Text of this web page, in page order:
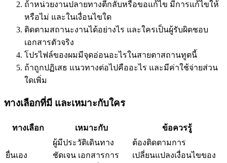
ถ้าหน่วยงานปลายทางตีกลับหรือขอแก้ไข มีการแก้ไขให้
หรือไม่ และในเงื่อนไขใด
ติดตามสถานะงานได้อย่างไร และใครเป็นผู้รับผิดชอบ
เอกสารตัวจริง
โปรไฟล์ของผมมีจุดอ่อนอะไรในสายตาสถานทูตนี้
ถ้าถูกปฏิเสธ แนวทางต่อไปคืออะไร และมีค่าใช้จ่ายส่วน
ใดเพิ่ม
ทางเลือกที่มี และเหมาะกับใคร
ทางเลือก เหมาะกับ ข้อควรรู้
ยื่นเอง
ผู้มีประวัติเดินทาง
ชัดเจน เอกสารการ
ต้องติดตามการ
เปลี่ยนแปลงเงื่อนไขของ